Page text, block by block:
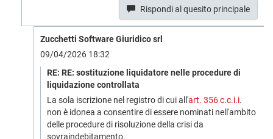
Rispondi al quesito principale
Zucchetti Software Giuridico srl
09/04/2026 18:32
RE: RE: sostituzione liquidatore nelle procedure di
liquidazione controllata
La sola iscrizione nel registro di cui all'art. 356 c.c.i.i.
non è idonea a consentire di essere nominati nell'ambito
delle procedure di risoluzione della crisi da
sovraindebitamento.